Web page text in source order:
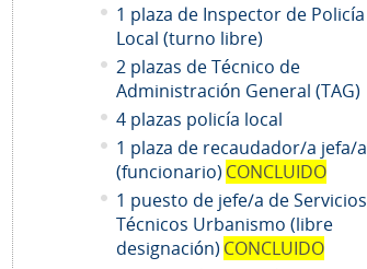
1 plaza de Inspector de Policía
Local (turno libre)
2 plazas de Técnico de
Administración General (TAG)
4 plazas policía local
1 plaza de recaudador/a jefa/a
(funcionario) CONCLUIDO
1 puesto de jefe/a de Servicios
Técnicos Urbanismo (libre
designación) CONCLUIDO